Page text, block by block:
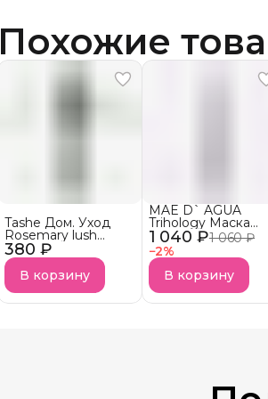
Похожие
380 ₽
Tashe Дом. Уход
Rosemary lush
Сыворотка-бустер
для кожи головы
В корзину
1 040 ₽1 060 ₽
−2%
MAE D` AGUA
Trihology Маска
успокаивающая
кожи головы
CALMING MASK
В корзину